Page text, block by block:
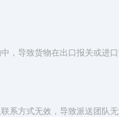
，导致货物在出口报关或进
系方式无效，导致派送团队